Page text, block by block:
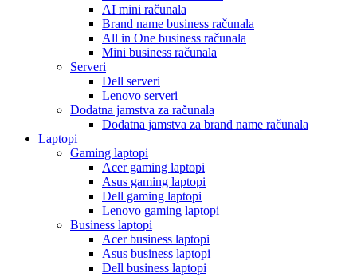
AI mini računala
Brand name business računala
All in One business računala
Mini business računala
Serveri
Dell serveri
Lenovo serveri
Dodatna jamstva za računala
Dodatna jamstva za brand name računala
Laptopi
Gaming laptopi
Acer gaming laptopi
Asus gaming laptopi
Dell gaming laptopi
Lenovo gaming laptopi
Business laptopi
Acer business laptopi
Asus business laptopi
Dell business laptopi